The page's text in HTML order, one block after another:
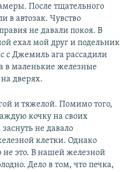
После тщательного
в автозак. Чувство
не давали покоя. В
ехал мой друг и подельник
с Джемиль ага рассадили
в маленькие железные
дверях.
и тяжелой. Помимо того,
кочку на своих
не давало
клетки. Однако
это. В нашей железной
Дело в том, что печка,